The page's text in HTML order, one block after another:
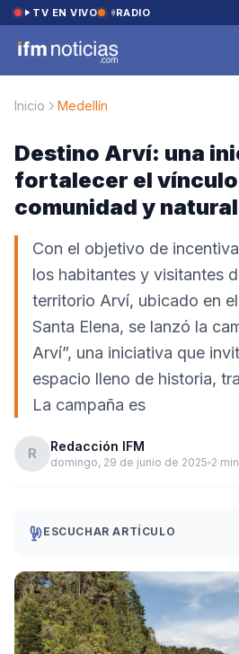
Saltar al contenido
TV EN VIVO RADIO
Inicio Medellín
Destino Arví: una
fortalecer el
comunidad y
Con el objetivo de
los habitantes y visitantes
territorio Arví, ubicado en
Santa Elena, se lanzó la
Arví”, una iniciativa que
espacio lleno de historia,
La campaña es
R Redacción IFM
domingo, 29 de junio de 2025 2
ESCUCHAR ARTÍCULO